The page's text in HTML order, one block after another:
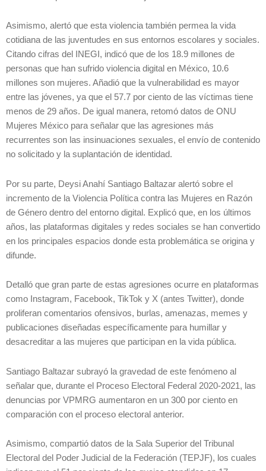
Asimismo, alertó que esta violencia también permea la vida
cotidiana de las juventudes en sus entornos escolares y sociales.
Citando cifras del INEGI, indicó que de los 18.9 millones de
personas que han sufrido violencia digital en México, 10.6
millones son mujeres. Añadió que la vulnerabilidad es mayor
entre las jóvenes, ya que el 57.7 por ciento de las víctimas tiene
menos de 29 años. De igual manera, retomó datos de ONU
Mujeres México para señalar que las agresiones más
recurrentes son las insinuaciones sexuales, el envío de contenido
no solicitado y la suplantación de identidad.
Por su parte, Deysi Anahí Santiago Baltazar alertó sobre el
incremento de la Violencia Política contra las Mujeres en Razón
de Género dentro del entorno digital. Explicó que, en los últimos
años, las plataformas digitales y redes sociales se han convertido
en los principales espacios donde esta problemática se origina y
difunde.
Detalló que gran parte de estas agresiones ocurre en plataformas
como Instagram, Facebook, TikTok y X (antes Twitter), donde
proliferan comentarios ofensivos, burlas, amenazas, memes y
publicaciones diseñadas específicamente para humillar y
desacreditar a las mujeres que participan en la vida pública.
Santiago Baltazar subrayó la gravedad de este fenómeno al
señalar que, durante el Proceso Electoral Federal 2020-2021, las
denuncias por VPMRG aumentaron en un 300 por ciento en
comparación con el proceso electoral anterior.
Asimismo, compartió datos de la Sala Superior del Tribunal
Electoral del Poder Judicial de la Federación (TEPJF), los cuales